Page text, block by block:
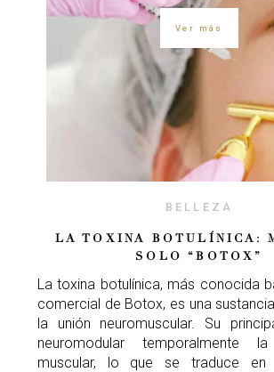
Ver más
BELLEZA
LA TOXINA BOTULÍNICA:
SOLO “BOTOX”
La toxina botulínica, más conocida
comercial de Botox, es una
la unión neuromuscular. Su
neuromodular temporalmente
muscular, lo que se traduce en